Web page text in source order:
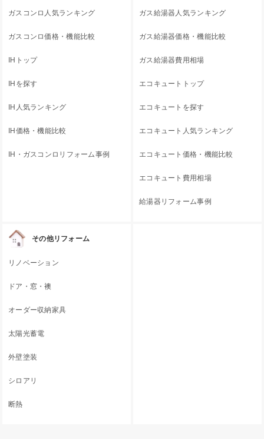
ガスコンロ人気ランキング
ガスコンロ価格・機能比較
IHトップ
IHを探す
IH人気ランキング
IH価格・機能比較
IH・ガスコンロリフォーム事例
ガス給湯器人気ランキング
ガス給湯器価格・機能比較
ガス給湯器費用相場
エコキュートトップ
エコキュートを探す
エコキュート人気ランキング
エコキュート価格・機能比較
エコキュート費用相場
給湯器リフォーム事例
その他リフォーム
リノベーション
ドア・窓・襖
オーダー収納家具
太陽光蓄電
外壁塗装
シロアリ
断熱